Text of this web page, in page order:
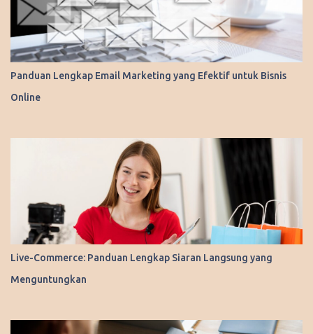
Panduan Lengkap Email Marketing yang Efektif untuk Bisnis
Online
Live-Commerce: Panduan Lengkap Siaran Langsung yang
Menguntungkan